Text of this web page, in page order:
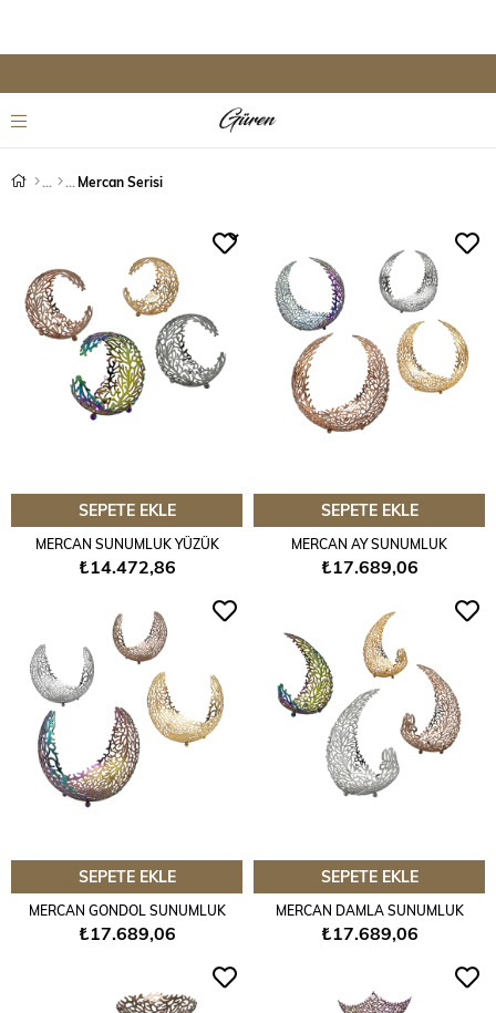
Mercan Serisi
SEPETE EKLE
MERCAN SUNUMLUK YÜZÜK
₺14.472,86
SEPETE EKLE
MERCAN AY SUNUMLUK
₺17.689,06
SEPETE EKLE
MERCAN GONDOL SUNUMLUK
₺17.689,06
SEPETE EKLE
MERCAN DAMLA SUNUMLUK
₺17.689,06